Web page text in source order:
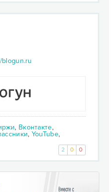
blogun.ru
, Вконтакте,
, YouTube,
2 0 0